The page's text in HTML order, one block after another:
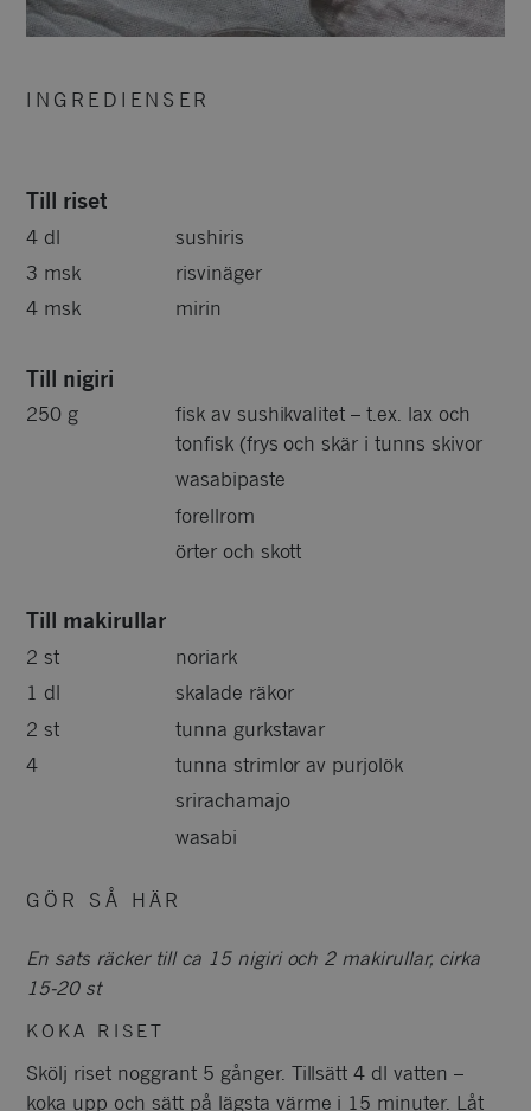
INGREDIENSER
Till riset
4 dl
sushiris
3 msk
risvinäger
4 msk
mirin
Till nigiri
250 g
fisk av sushikvalitet – t.ex. lax och
tonfisk (frys och skär i tunns skivor
wasabipaste
forellrom
örter och skott
Till makirullar
2 st
noriark
1 dl
skalade räkor
2 st
tunna gurkstavar
4
tunna strimlor av purjolök
srirachamajo
wasabi
GÖR SÅ HÄR
En sats räcker till ca 15 nigiri och 2 makirullar, cirka
15-20 st
KOKA RISET
Skölj riset noggrant 5 gånger. Tillsätt 4 dl vatten –
koka upp och sätt på lägsta värme i 15 minuter. Låt